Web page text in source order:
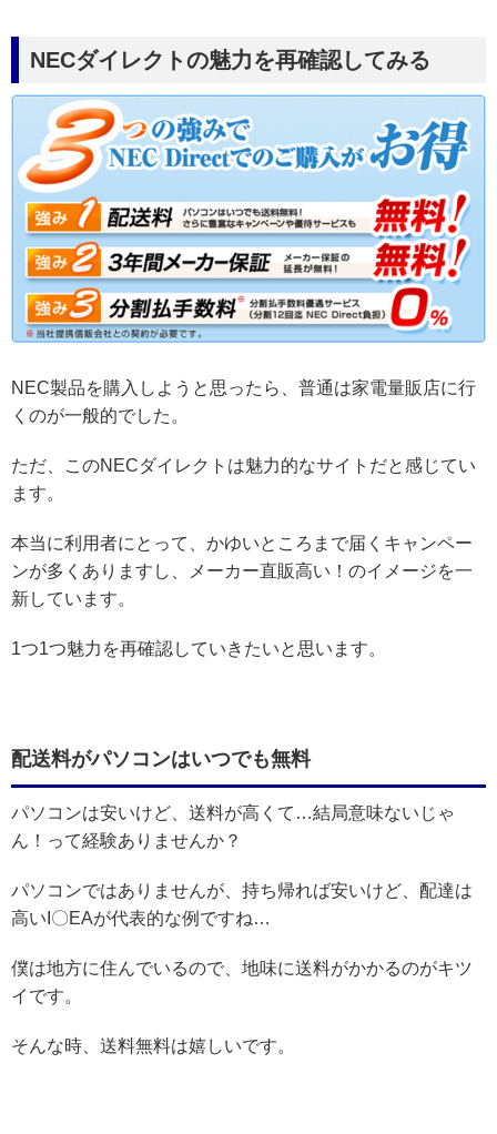
NECダイレクトの魅力を再確認してみる
NEC製品を購入しようと思ったら、普通は家電量販店に行
くのが一般的でした。
ただ、このNECダイレクトは魅力的なサイトだと感じてい
ます。
本当に利用者にとって、かゆいところまで届くキャンペー
ンが多くありますし、メーカー直販高い！のイメージを一
新しています。
1つ1つ魅力を再確認していきたいと思います。
配送料がパソコンはいつでも無料
パソコンは安いけど、送料が高くて…結局意味ないじゃ
ん！って経験ありませんか？
パソコンではありませんが、持ち帰れば安いけど、配達は
高いI〇EAが代表的な例ですね…
僕は地方に住んでいるので、地味に送料がかかるのがキツ
イです。
そんな時、送料無料は嬉しいです。